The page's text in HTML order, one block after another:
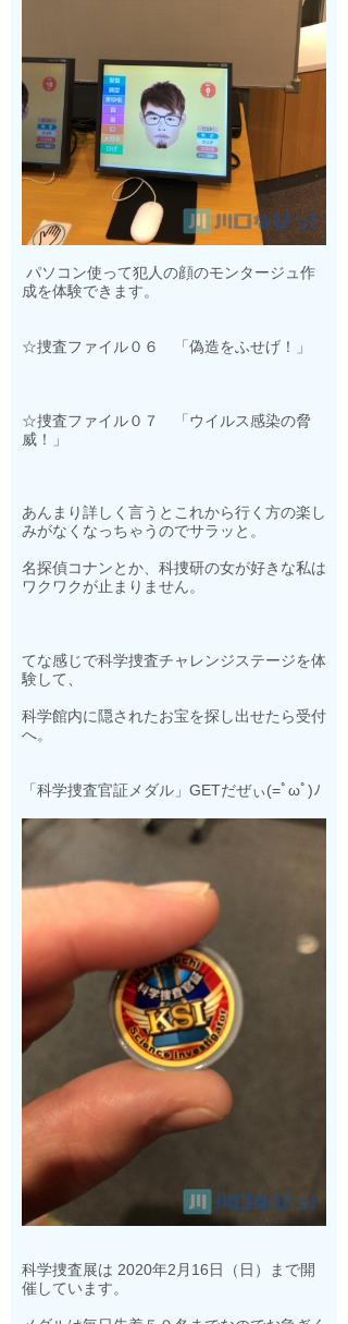
パソコン使って犯人の顔のモンタージュ作
成を体験できます。
☆捜査ファイル０６ 「偽造をふせげ！」
☆捜査ファイル０７ 「ウイルス感染の脅
威！」
あんまり詳しく言うとこれから行く方の楽し
みがなくなっちゃうのでサラッと。
名探偵コナンとか、科捜研の女が好きな私は
ワクワクが止まりません。
てな感じで科学捜査チャレンジステージを体
験して、
科学館内に隠されたお宝を探し出せたら受付
へ。
「科学捜査官証メダル」GETだぜぃ(=ﾟωﾟ)ﾉ
科学捜査展は 2020年2月16日（日）まで開
催しています。